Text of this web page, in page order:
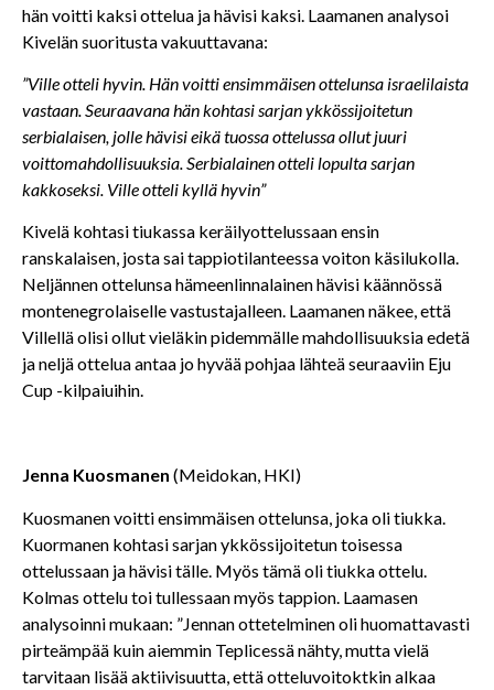
hän voitti kaksi ottelua ja hävisi kaksi. Laamanen analysoi
Kivelän suoritusta vakuuttavana:
”Ville otteli hyvin. Hän voitti ensimmäisen ottelunsa israelilaista
vastaan. Seuraavana hän kohtasi sarjan ykkössijoitetun
serbialaisen, jolle hävisi eikä tuossa ottelussa ollut juuri
voittomahdollisuuksia. Serbialainen otteli lopulta sarjan
kakkoseksi. Ville otteli kyllä hyvin”
Kivelä kohtasi tiukassa keräilyottelussaan ensin
ranskalaisen, josta sai tappiotilanteessa voiton käsilukolla.
Neljännen ottelunsa hämeenlinnalainen hävisi käännössä
montenegrolaiselle vastustajalleen. Laamanen näkee, että
Villellä olisi ollut vieläkin pidemmälle mahdollisuuksia edetä
ja neljä ottelua antaa jo hyvää pohjaa lähteä seuraaviin Eju
Cup -kilpaiuihin.
Jenna Kuosmanen (Meidokan, HKI)
Kuosmanen voitti ensimmäisen ottelunsa, joka oli tiukka.
Kuormanen kohtasi sarjan ykkössijoitetun toisessa
ottelussaan ja hävisi tälle. Myös tämä oli tiukka ottelu.
Kolmas ottelu toi tullessaan myös tappion. Laamasen
analysoinni mukaan: ”Jennan ottetelminen oli huomattavasti
pirteämpää kuin aiemmin Teplicessä nähty, mutta vielä
tarvitaan lisää aktiivisuutta, että otteluvoitoktkin alkaa